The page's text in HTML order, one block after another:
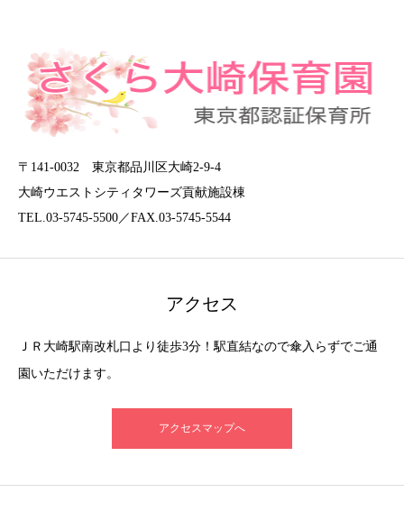
〒141-0032 東京都品川区大崎2-9-4
大崎ウエストシティタワーズ貢献施設棟
TEL.03-5745-5500／FAX.03-5745-5544
アクセス
ＪＲ大崎駅南改札口より徒歩3分！駅直結なので傘入らずでご通
園いただけます。
アクセスマップへ